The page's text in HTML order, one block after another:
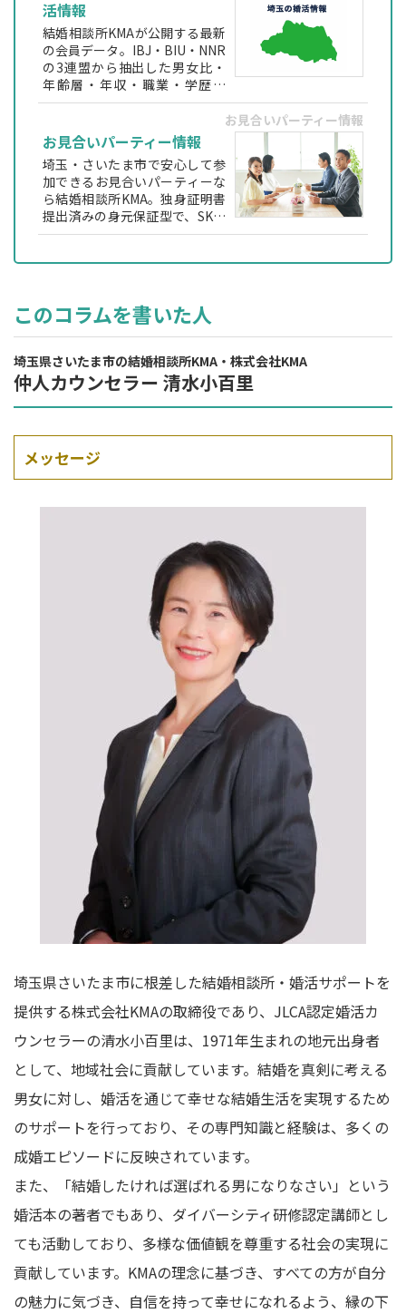
活情報
結婚相談所KMAが公開する最新
の会員データ。IBJ・BIU・NNR
の3連盟から抽出した男女比・
年齢層・年収・職業・学歴な
ど、埼玉で婚活する方が実際に
解説します。
お見合いパーティー情報
お見合いパーティー情報
埼玉・さいたま市で安心して参
加できるお見合いパーティーな
ら結婚相談所KMA。独身証明書
提出済みの身元保証型で、SK法
による心が通う交流やビュッフ
代〜60代向けの婚活パーティー
このコラムを書いた人
埼玉県さいたま市の結婚相談所KMA・株式会社KMA
仲人カウンセラー 清水小百里
メッセージ
埼玉県さいたま市に根差した結婚相談所・婚活サポートを
提供する株式会社KMAの取締役であり、JLCA認定婚活カ
ウンセラーの清水小百里は、1971年生まれの地元出身者
として、地域社会に貢献しています。結婚を真剣に考える
男女に対し、婚活を通じて幸せな結婚生活を実現するため
のサポートを行っており、その専門知識と経験は、多くの
成婚エピソードに反映されています。
また、「結婚したければ選ばれる男になりなさい」という
婚活本の著者でもあり、ダイバーシティ研修認定講師とし
ても活動しており、多様な価値観を尊重する社会の実現に
貢献しています。KMAの理念に基づき、すべての方が自分
の魅力に気づき、自信を持って幸せになれるよう、縁の下